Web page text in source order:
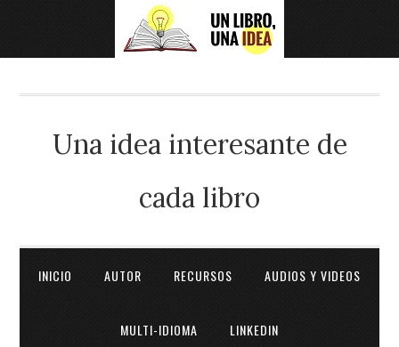
Una idea interesante de
cada libro
INICIO AUTOR RECURSOS AUDIOS Y VIDEOS
MULTI-IDIOMA LINKEDIN